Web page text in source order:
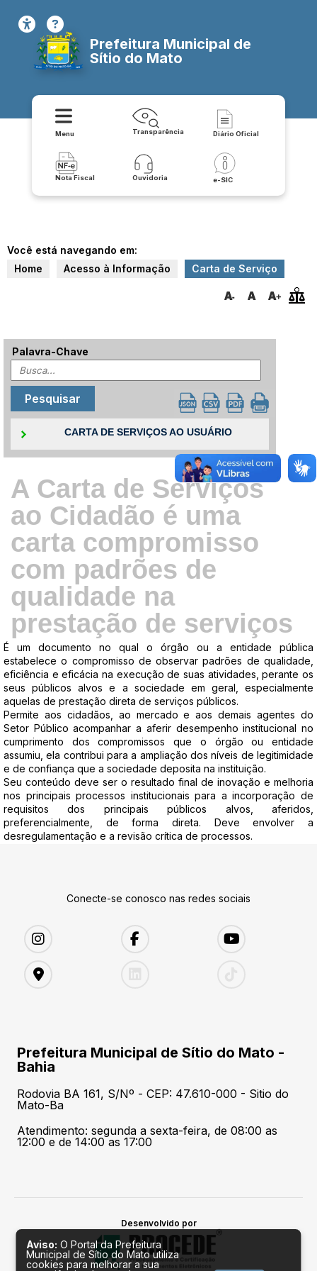
Prefeitura Municipal de
Sítio do Mato
Menu Transparência Diário Oficial
Nota Fiscal Ouvidoria e-SIC
Você está navegando em:
Home
Acesso à Informação Carta de Serviço
Palavra-Chave
CARTA DE SERVIÇOS AO USUÁRIO
A Carta de Serviços
ao Cidadão é uma
carta compromisso
com padrões de
qualidade na
prestação de serviços
É um documento no qual o órgão ou a entidade pública
estabelece o compromisso de observar padrões de qualidade,
eficiência e eficácia na execução de suas atividades, perante os
seus públicos alvos e a sociedade em geral, especialmente
aquelas de prestação direta de serviços públicos.
Permite aos cidadãos, ao mercado e aos demais agentes do
Setor Público acompanhar a aferir desempenho institucional no
cumprimento dos compromissos que o órgão ou entidade
assumiu, ela contribui para a ampliação dos níveis de legitimidade
e de confiança que a sociedade deposita na instituição.
Seu conteúdo deve ser o resultado final de inovação e melhoria
nos principais processos institucionais para a incorporação de
requisitos dos principais públicos alvos, aferidos,
preferencialmente, de forma direta. Deve envolver a
desregulamentação e a revisão crítica de processos.
Conecte-se conosco nas redes sociais
Prefeitura Municipal de Sítio do Mato -
Bahia
Rodovia BA 161, S/Nº - CEP: 47.610-000 - Sitio do
Mato-Ba
Atendimento: segunda a sexta-feira, de 08:00 as
12:00 e de 14:00 as 17:00
Desenvolvido por
Aviso: O Portal da Prefeitura
Municipal de Sítio do Mato utiliza
cookies para melhorar a sua